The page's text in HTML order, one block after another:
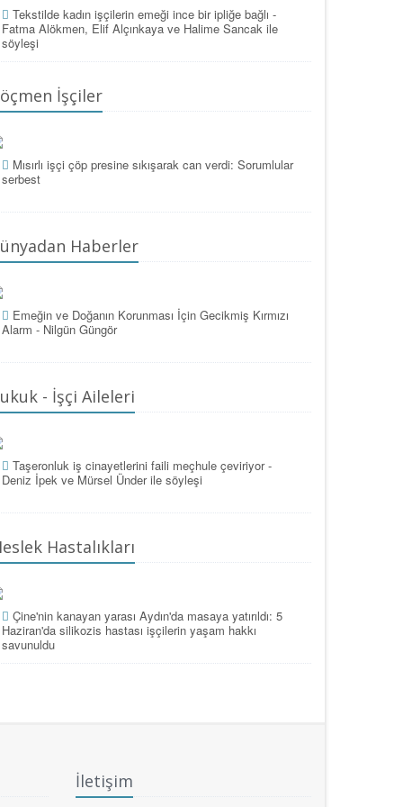
Tekstilde kadın işçilerin emeği ince bir ipliğe bağlı -
Fatma Alökmen, Elif Alçınkaya ve Halime Sancak ile
söyleşi
İşçiler
Mısırlı işçi çöp presine sıkışarak can verdi: Sorumlular
serbest
Haberler
Emeğin ve Doğanın Korunması İçin Gecikmiş Kırmızı
Alarm - Nilgün Güngör
- İşçi Aileleri
Taşeronluk iş cinayetlerini faili meçhule çeviriyor -
Deniz İpek ve Mürsel Ünder ile söyleşi
Hastalıkları
Çine'nin kanayan yarası Aydın'da masaya yatırıldı: 5
Haziran'da silikozis hastası işçilerin yaşam hakkı
savunuldu
İletişim